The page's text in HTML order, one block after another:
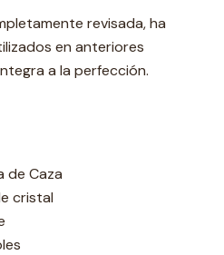
revisada, ha
en anteriores
a la perfección.
de Caza
cristal